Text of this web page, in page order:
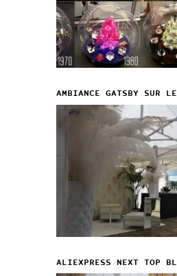
AMBIANCE GATSBY SUR
ALIEXPRESS NEXT TOP